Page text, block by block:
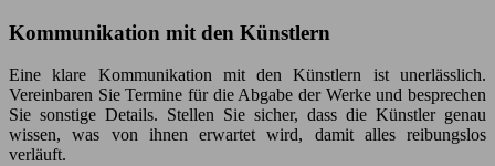
Kommunikation mit den Künstlern
Eine klare Kommunikation mit den Künstlern ist unerlässlich.
Vereinbaren Sie Termine für die Abgabe der Werke und besprechen
Sie sonstige Details. Stellen Sie sicher, dass die Künstler genau
wissen, was von ihnen erwartet wird, damit alles reibungslos
verläuft.